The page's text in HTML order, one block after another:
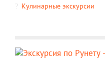
Кулинарные экскурсии